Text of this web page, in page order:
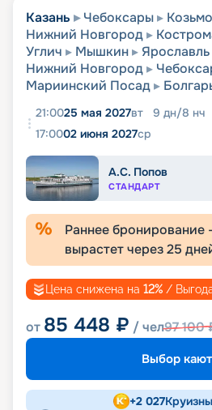
Казань Чебоксары
Нижний Новгород
Углич
Мышкин Ярославль
Нижний Новгород
Мариинский Посад
21:0025 мая 2027вт 9 дн/8 нч
17:0002 июня 2027ср
А.С. Попов
СТАНДАРТ
Раннее бронирование
вырастет через25
Цена снижена на 12% /
от 85 448 ₽ / чел97 100
Выбор
+2 027